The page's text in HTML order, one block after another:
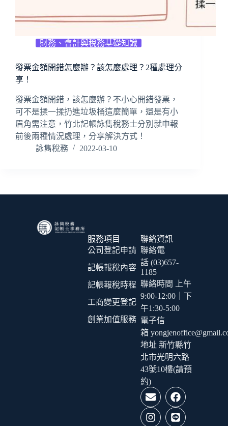
財務、會計與稅務基礎知識
發票金額開錯怎麼辦？該怎麼處理？2種處理分
享！
發票金額開錯，該怎麼辦？不小心開錯發票，
可不是揉一揉扔進垃圾桶這麼簡單，還是有小
眉角需注意，竹北記帳詠雋稅務士分別就申報
前後兩種情況處理，分享解決方式！
詠雋稅務
2022-03-10
服務項目
公司登記申請
記帳報稅內容
記帳報稅時程
工商變更登記
創業加值服務
聯絡資訊
聯絡電
話 (03)657-
1185
聯絡時間 上午
9:00-12:00｜下
午1:30-5:00
電子信
箱
地址 新竹縣竹
北市光明六路
43號10樓(請預
約)